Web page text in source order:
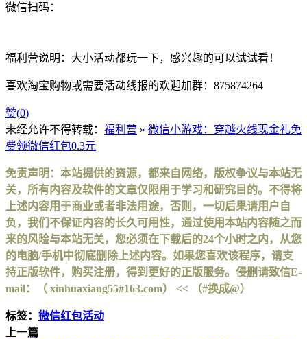
微信扫码：
福利营说明：大小活动都玩一下，感兴趣的可以试试看！
喜欢淘宝购物或需要活动线报的欢迎加群：875874264
赞(0)
未经允许不得转载： 福利营 » 微信小游戏：穿越火线现金礼免
费领微信红包0.3元
免责声明：本站提供的资源，都来自网络，版权争议与本站无
关，所有内容及软件的文章仅限用于学习和研究目的。不得将
上述内容用于商业或者非法用途，否则，一切后果请用户自
负，我们不保证内容的长久可用性，通过使用本站内容随之而
来的风险与本站无关，您必须在下载后的24个小时之内，从您
的电脑/手机中彻底删除上述内容。如果您喜欢该程序，请支
持正版软件，购买注册，得到更好的正版服务。侵删请致信E-
mail：（ xinhuaxiang55#163.com） << （#换成@）
标签： 微信红包活动
上一篇